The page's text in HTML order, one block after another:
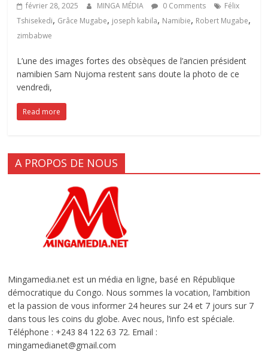
février 28, 2025 MINGA MÉDIA 0 Comments
Félix
Tshisekedi, Grâce Mugabe, joseph kabila, Namibie, Robert Mugabe,
zimbabwe
L’une des images fortes des obsèques de l’ancien président
namibien Sam Nujoma restent sans doute la photo de ce
vendredi,
Read more
A PROPOS DE NOUS
Mingamedia.net est un média en ligne, basé en République
démocratique du Congo. Nous sommes la vocation, l’ambition
et la passion de vous informer 24 heures sur 24 et 7 jours sur 7
dans tous les coins du globe. Avec nous, l’info est spéciale.
Téléphone : +243 84 122 63 72. Email :
mingamedianet@gmail.com